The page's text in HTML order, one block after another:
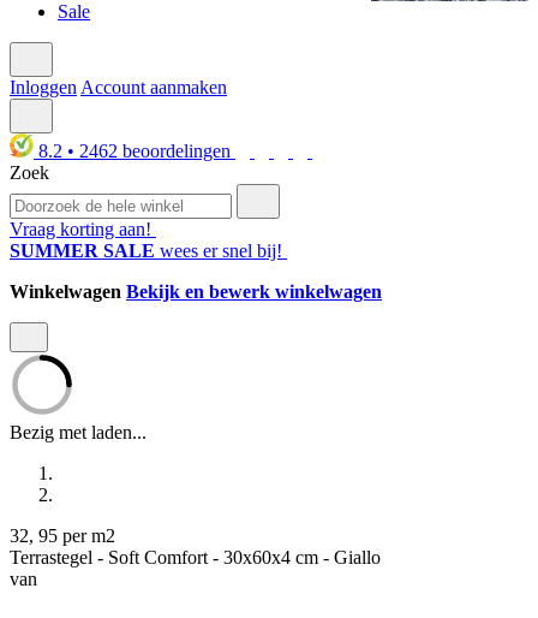
Sale
InloggenAccount aanmaken
8.2 • 2462 beoordelingen
Zoek
Vraag korting aan!
SUMMER SALE wees er snel bij!
Winkelwagen Bekijk en bewerk winkelwagen
Bezig met laden...
32, 95 per m2
Terrastegel - Soft Comfort - 30x60x4 cm - Giallo
van